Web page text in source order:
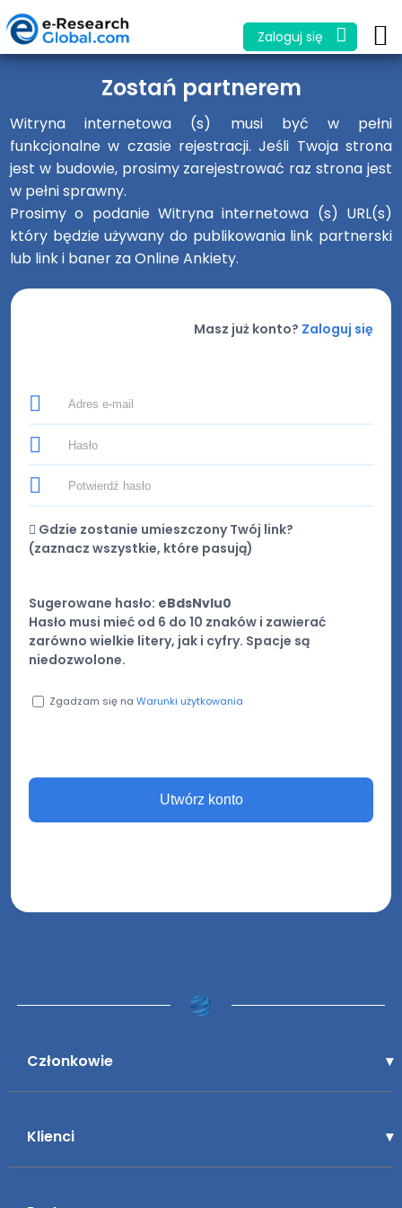
Zaloguj się
Zostań partnerem
Witryna internetowa (s) musi być w pełni
funkcjonalne w czasie rejestracji. Jeśli Twoja strona
jest w budowie, prosimy zarejestrować raz strona jest
w pełni sprawny.
Prosimy o podanie Witryna internetowa (s) URL(s)
który będzie używany do publikowania link partnerski
lub link i baner za Online Ankiety.
Masz już konto? Zaloguj się
Gdzie zostanie umieszczony Twój link?
(zaznacz wszystkie, które pasują)
Sugerowane hasło: eBdsNvlu0
Hasło musi mieć od 6 do 10 znaków i zawierać
zarówno wielkie litery, jak i cyfry. Spacje są
niedozwolone.
Zgadzam się naWarunki użytkowania
Członkowie
Klienci